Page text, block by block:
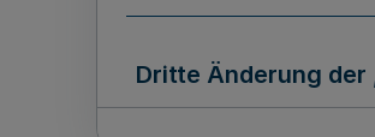
Dritte Änderung